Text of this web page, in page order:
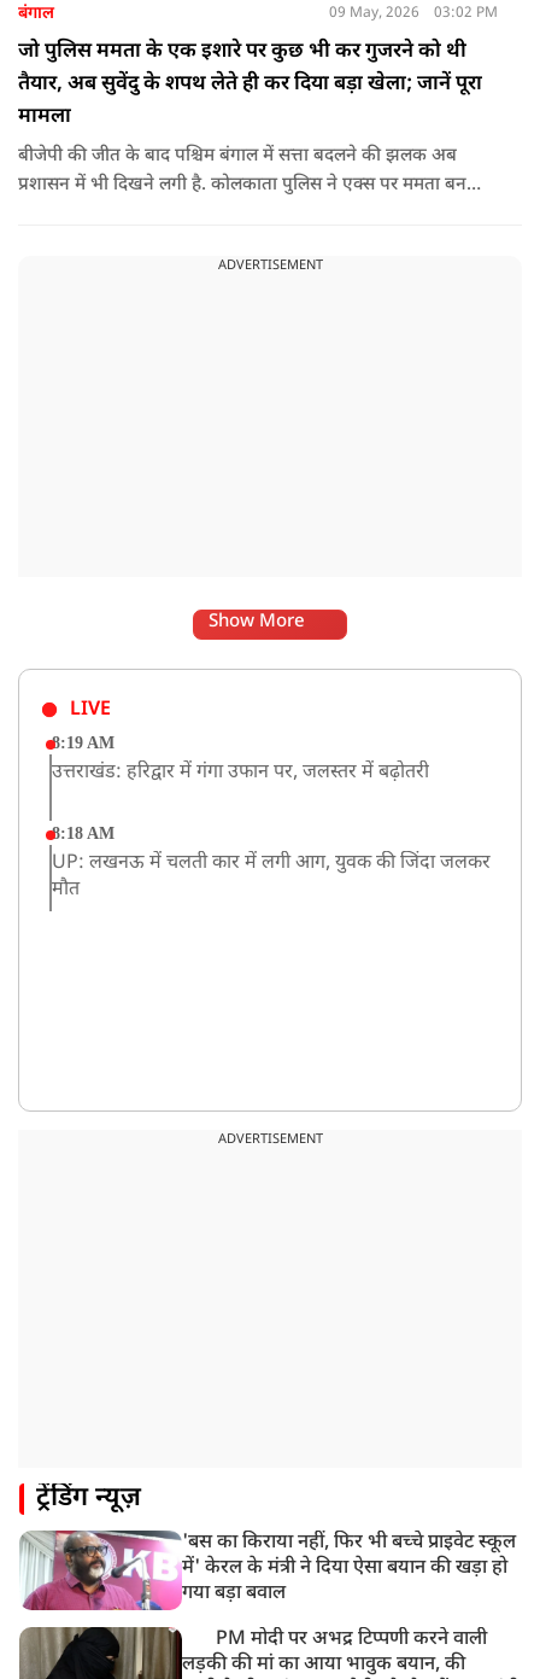
बंगाल 09 May, 2026 03:02 PM
जो पुलिस ममता के एक इशारे पर कुछ भी कर गुजरने को थी
तैयार, अब सुवेंदु के शपथ लेते ही कर दिया बड़ा खेला; जानें पूरा
मामला
बीजेपी की जीत के बाद पश्चिम बंगाल में सत्ता बदलने की झलक अब
प्रशासन में भी दिखने लगी है. कोलकाता पुलिस ने एक्स पर ममता बनर्जी
ADVERTISEMENT
Show More
LIVE
8:19 AM
उत्तराखंड: हरिद्वार में गंगा उफान पर, जलस्तर में बढ़ोतरी
8:18 AM
UP: लखनऊ में चलती कार में लगी आग, युवक की जिंदा जलकर
मौत
ADVERTISEMENT
ट्रेंडिंग न्यूज़
'बस का किराया नहीं, फिर भी बच्चे प्राइवेट स्कूल
में' केरल के मंत्री ने दिया ऐसा बयान की खड़ा हो
गया बड़ा बवाल
PM मोदी पर अभद्र टिप्पणी करने वाली
लड़की की मां का आया भावुक बयान, की